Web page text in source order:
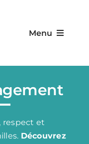
Menu
respect et
Découvrez